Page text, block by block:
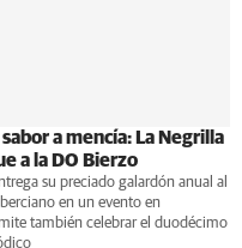
a mencía: La Negrilla
a la DO Bierzo
su preciado galardón anual al
en un evento en
también celebrar el duodécimo